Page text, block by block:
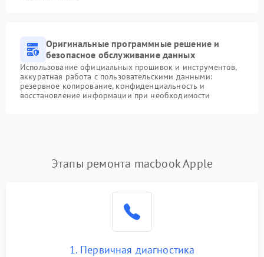
Оригинальные программные решение и
безопасное обслуживание данных
Использование официальных прошивок и инструментов,
аккуратная работа с пользовательскими данными:
резервное копирование, конфиденциальность и
восстановление информации при необходимости
Этапы ремонта macbook Apple
1. Первичная диагностика